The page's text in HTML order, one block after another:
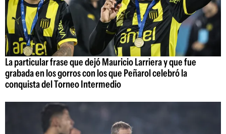
La particular frase que dejó Mauricio Larriera y que fue
grabada en los gorros con los que Peñarol celebró la
conquista del Torneo Intermedio